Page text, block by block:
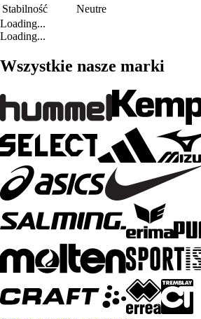
Stabilność
Neutre
Loading...
Loading...
Wszystkie nasze marki